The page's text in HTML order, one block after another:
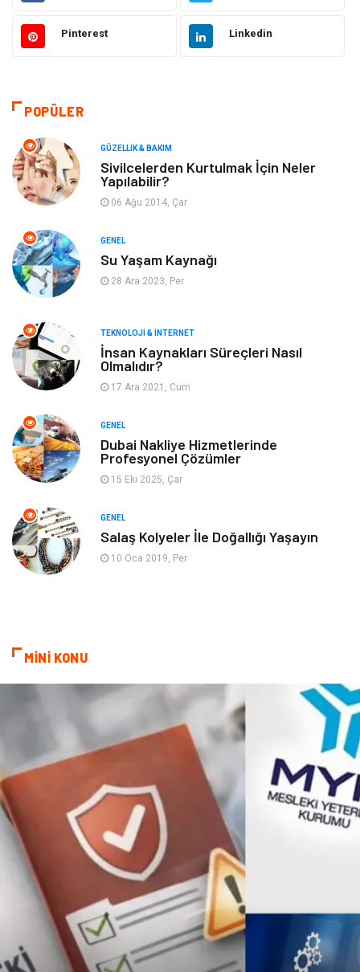
Moda Sağlıklı Yaşam
Bilgisayar & Yazılım
Makine
Giyim
Yeme & İçme
Keyif & Hobi Organizasyon
Gayrimenkul Spor
Finans& Ekonomi Anne & Çocuk
Genel Kültür
Ev İşleri
Mobilya
Astroloji
Yazı Tahtaları
Pet Malzemeleri
Pinterest Linkedin
POPÜLER
GÜZELLIK & BAKIM
Sivilcelerden Kurtulmak İçin Neler
Yapılabilir?
06 Ağu 2014, Çar
GENEL
Su Yaşam Kaynağı
28 Ara 2023, Per
TEKNOLOJI & İNTERNET
İnsan Kaynakları Süreçleri Nasıl
Olmalıdır?
17 Ara 2021, Cum
GENEL
Dubai Nakliye Hizmetlerinde
Profesyonel Çözümler
15 Eki 2025, Çar
GENEL
Salaş Kolyeler İle Doğallığı Yaşayın
10 Oca 2019, Per
MİNİ KONU